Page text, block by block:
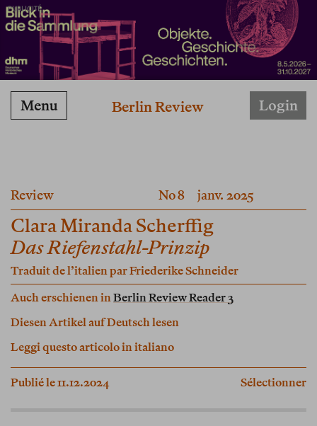
PUBLICITÉ
Berlin Review
Menu Login
Review No 8 janv. 2025
Clara Miranda Scherffig
Das Riefenstahl-Prinzip
Traduit de l’italien parFriederike Schneider
Auch erschienen inBerlin Review Reader 3
Diesen Artikel auf Deutsch lesen
Leggi questo articolo in italiano
Publié le 11.12.2024 Sélectionner